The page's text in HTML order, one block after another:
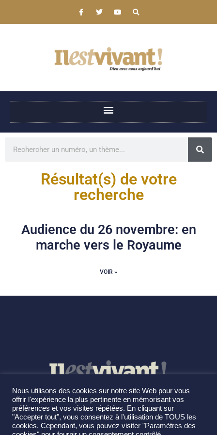
Résultat(s) de votre
recherche
Audience du 26 novembre: en
marche vers le Royaume
VOIR »
Nous utilisons des cookies sur notre site Web pour vous
offrir l'expérience la plus pertinente en mémorisant vos
préférences et vos visites répétées. En cliquant sur
"Accepter tout", vous consentez à l'utilisation de TOUS les
cookies. Cependant, vous pouvez visiter "Paramètres des